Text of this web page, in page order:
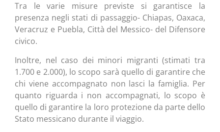
Tra le varie misure previste si garantisce la
presenza negli stati di passaggio- Chiapas, Oaxaca,
Veracruz e Puebla, Città del Messico- del Difensore
civico.
Inoltre, nel caso dei minori migranti (stimati tra
1.700 e 2.000), lo scopo sarà quello di garantire che
chi viene accompagnato non lasci la famiglia. Per
quanto riguarda i non accompagnati, lo scopo è
quello di garantire la loro protezione da parte dello
Stato messicano durante il viaggio.